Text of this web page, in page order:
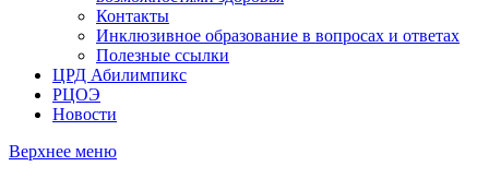
Контакты
Инклюзивное образование в вопросах и ответах
Полезные ссылки
ЦРД Абилимпикс
РЦОЭ
Новости
Верхнее меню